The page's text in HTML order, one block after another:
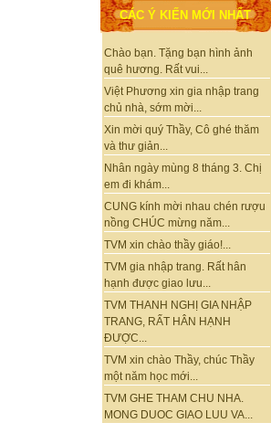
CÁC Ý KIẾN MỚI NHẤT
Chào bạn. Tặng bạn hình ảnh
quê hương. Rất vui...
Việt Phương xin gia nhập trang
chủ nhà, sớm mời...
Xin mời quý Thầy, Cô ghé thăm
và thư giản...
Nhân ngày mùng 8 tháng 3. Chị
em đi khám...
CUNG kính mời nhau chén rượu
nồng CHÚC mừng năm...
TVM xin chào thầy giáo!...
TVM gia nhập trang. Rất hân
hạnh được giao lưu...
TVM THANH NGHỊ GIA NHẬP
TRANG, RẤT HÂN HẠNH
ĐƯỢC...
TVM xin chào Thầy, chúc Thầy
một năm học mới...
TVM GHE THAM CHU NHA.
MONG DUOC GIAO LUU VA...